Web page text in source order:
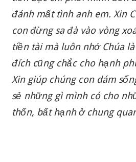
đánh mất tình anh em. Xin
con đừng sa đà vào vòng
tiền tài mà luôn nhớ Chúa
đích cũng chắc cho hạnh
Xin giúp chúng con dám
sẻ những gì mình có cho
thốn, bất hạnh ở chung